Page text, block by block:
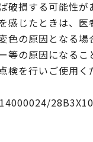
損する可能性が
じたときは、医
の原因となる場
の原因になるこ
を行いご使用く